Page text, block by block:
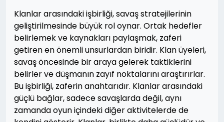
Klanlar arasındaki işbirliği, savaş stratejilerinin
geliştirilmesinde büyük rol oynar. Ortak hedefler
belirlemek ve kaynakları paylaşmak, zaferi
getiren en önemli unsurlardan biridir. Klan üyeleri,
savaş öncesinde bir araya gelerek taktiklerini
belirler ve düşmanın zayıf noktalarını araştırırlar.
Bu işbirliği, zaferin anahtarıdır. Klanlar arasındaki
güçlü bağlar, sadece savaşlarda değil, aynı
zamanda oyun içindeki diğer aktivitelerde de